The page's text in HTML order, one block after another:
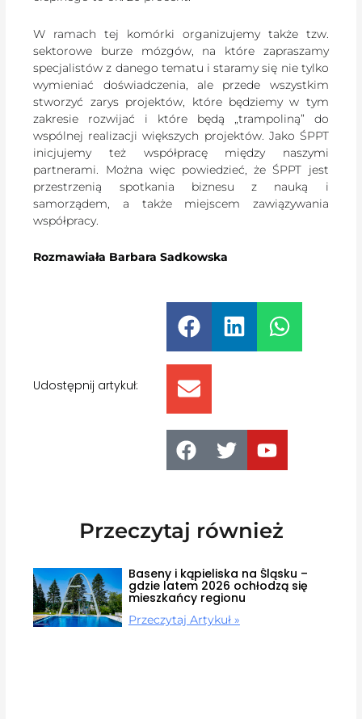
W ramach tej komórki organizujemy także tzw.
sektorowe burze mózgów, na które zapraszamy
specjalistów z danego tematu i staramy się nie tylko
wymieniać doświadczenia, ale przede wszystkim
stworzyć zarys projektów, które będziemy w tym
zakresie rozwijać i które będą „trampoliną” do
wspólnej realizacji większych projektów. Jako ŚPPT
inicjujemy też współpracę między naszymi
partnerami. Można więc powiedzieć, że ŚPPT jest
przestrzenią spotkania biznesu z nauką i
samorządem, a także miejscem zawiązywania
współpracy.
Rozmawiała Barbara Sadkowska
Udostępnij artykuł:
Przeczytaj również
Baseny i kąpieliska na Śląsku –
gdzie latem 2026 ochłodzą się
mieszkańcy regionu
Przeczytaj Artykuł »